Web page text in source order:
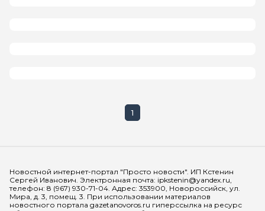
1
Новостной интернет-портал "Просто новости". ИП Кстенин
Сергей Иванович. Электронная почта: ipkstenin@yandex.ru,
телефон: 8 (967) 930-71-04. Адрес: 353900, Новороссийск, ул.
Мира, д. 3, помещ. 3. При использовании материалов
новостного портала gazetanovoros.ru гиперссылка на ресурс